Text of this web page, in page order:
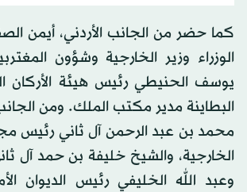
كما حضر من الجانب الأردني، أيمن
الوزراء وزير الخارجية وشؤون
يوسف الحنيطي رئيس هيئة الأركان
البطاينة مدير مكتب الملك. ومن
محمد بن عبد الرحمن آل ثاني رئيس
الخارجية، والشيخ خليفة بن حمد آل
وعبد الله الخليفي رئيس الديوان